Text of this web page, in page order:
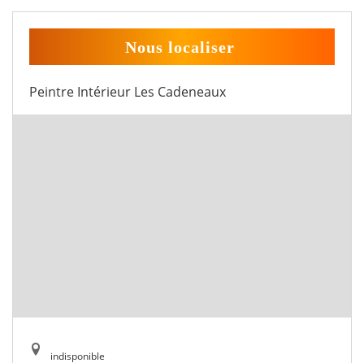
Nous localiser
Peintre Intérieur Les Cadeneaux
indisponible